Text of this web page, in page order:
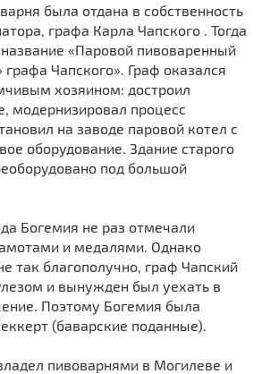
была отдана в собственность
графа Карла Чапского . Тогда
«Паровой пивоваренный
графа Чапского». Граф оказался
хозяином: достроил
модернизировал процесс
на заводе паровой котел с
оборудование. Здание старого
под большой
Богемия не раз отмечали
и медалями. Однако
так благополучно, граф Чапский
и вынужден был уехать в
Поэтому Богемия была
(баварские поданные).
пивоварнями в Могилеве и